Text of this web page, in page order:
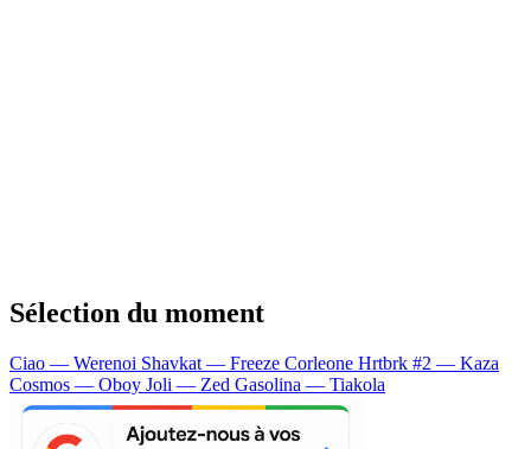
Sélection du moment
Ciao — Werenoi Shavkat — Freeze Corleone Hrtbrk #2 — Kaza
Cosmos — Oboy Joli — Zed Gasolina — Tiakola